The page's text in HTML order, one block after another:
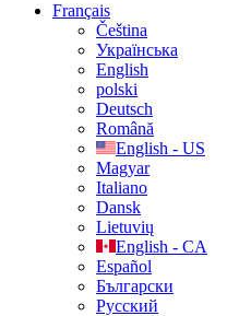
Français
Čeština
Українська
English
polski
Deutsch
Română
English - US
Magyar
Italiano
Dansk
Lietuvių
English - CA
Español
Български
Русский